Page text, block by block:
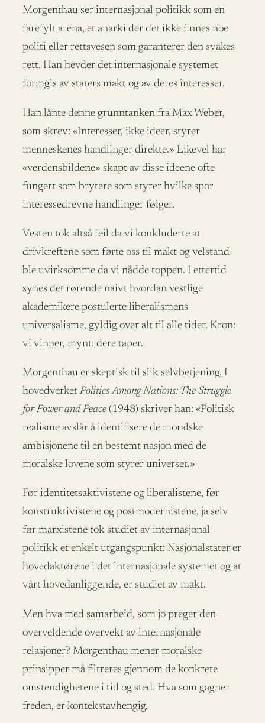
Morgenthau ser internasjonal politikk som en
farefylt arena, et anarki der det ikke finnes noe
politi eller rettsvesen som garanterer den svakes
rett. Han hevder det internasjonale systemet
formgis av staters makt og av deres interesser.
Han lånte denne grunntanken fra Max Weber,
som skrev: «Interesser, ikke ideer, styrer
menneskenes handlinger direkte.» Likevel har
«verdensbildene» skapt av disse ideene ofte
fungert som brytere som styrer hvilke spor
interessedrevne handlinger følger.
Vesten tok altså feil da vi konkluderte at
drivkreftene som førte oss til makt og velstand
ble uvirksomme da vi nådde toppen. I ettertid
synes det rørende naivt hvordan vestlige
akademikere postulerte liberalismens
universalisme, gyldig over alt til alle tider. Kron:
vi vinner, mynt: dere taper.
Morgenthau er skeptisk til slik selvbetjening. I
hovedverketPolitics Among Nations: The Struggle
for Power and Peace (1948) skriver han: «Politisk
realisme avslår å identifisere de moralske
ambisjonene til en bestemt nasjon med de
moralske lovene som styrer universet.»
Før identitetsaktivistene og liberalistene, før
konstruktivistene og postmodernistene, ja selv
før marxistene tok studiet av internasjonal
politikk et enkelt utgangspunkt: Nasjonalstater er
hovedaktørene i det internasjonale systemet og at
vårt hovedanliggende, er studiet av makt.
Men hva med samarbeid, som jo preger den
overveldende overvekt av internasjonale
relasjoner? Morgenthau mener moralske
prinsipper må filtreres gjennom de konkrete
omstendighetene i tid og sted. Hva som gagner
freden, er kontekstavhengig.